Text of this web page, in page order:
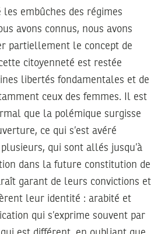
les embûches des régimes
avons connus, nous avons
partiellement le concept de
citoyenneté est restée
libertés fondamentales et de
ceux des femmes. Il est
que la polémique surgisse
ce qui s’est avéré
qui sont allés jusqu’à
dans la future constitution de
garant de leurs convictions et
leur identité : arabité et
qui s’exprime souvent par